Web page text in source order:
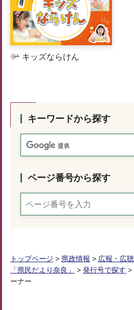
キッズならけん
キーワードから探す
ページ番号から探す
トップページ > 県政情報 > 広報・広聴
「県民だより奈良」
> 発行号で探す >
ーナー